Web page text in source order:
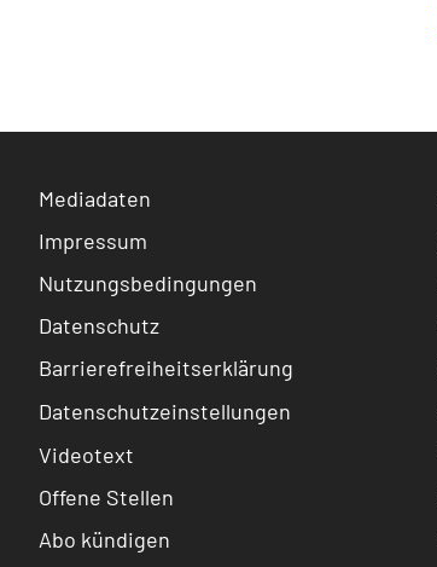
Mediadaten
Impressum
Nutzungsbedingungen
Datenschutz
Barrierefreiheitserklärung
Datenschutzeinstellungen
Videotext
Offene Stellen
Abo kündigen